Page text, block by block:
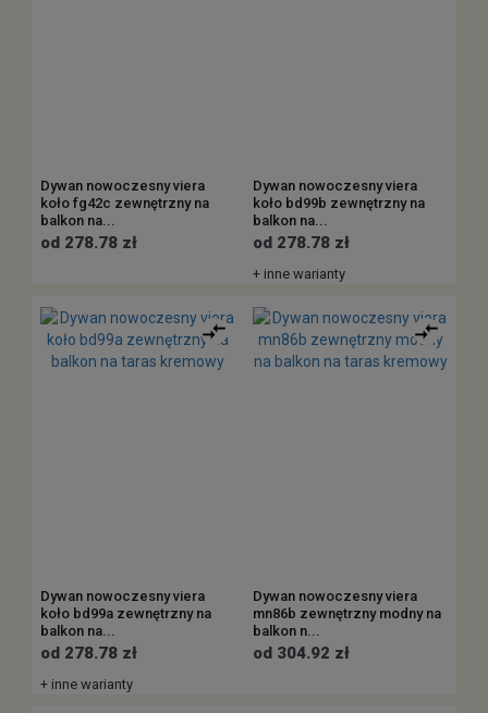
Dywan nowoczesny viera
koło fg42c zewnętrzny na
balkon na...
od 278.78 zł
Dywan nowoczesny viera
koło bd99b zewnętrzny na
balkon na...
od 278.78 zł
+ inne warianty
Dywan nowoczesny viera
koło bd99a zewnętrzny na
balkon na...
od 278.78 zł
+ inne warianty
Dywan nowoczesny viera
mn86b zewnętrzny modny na
balkon n...
od 304.92 zł